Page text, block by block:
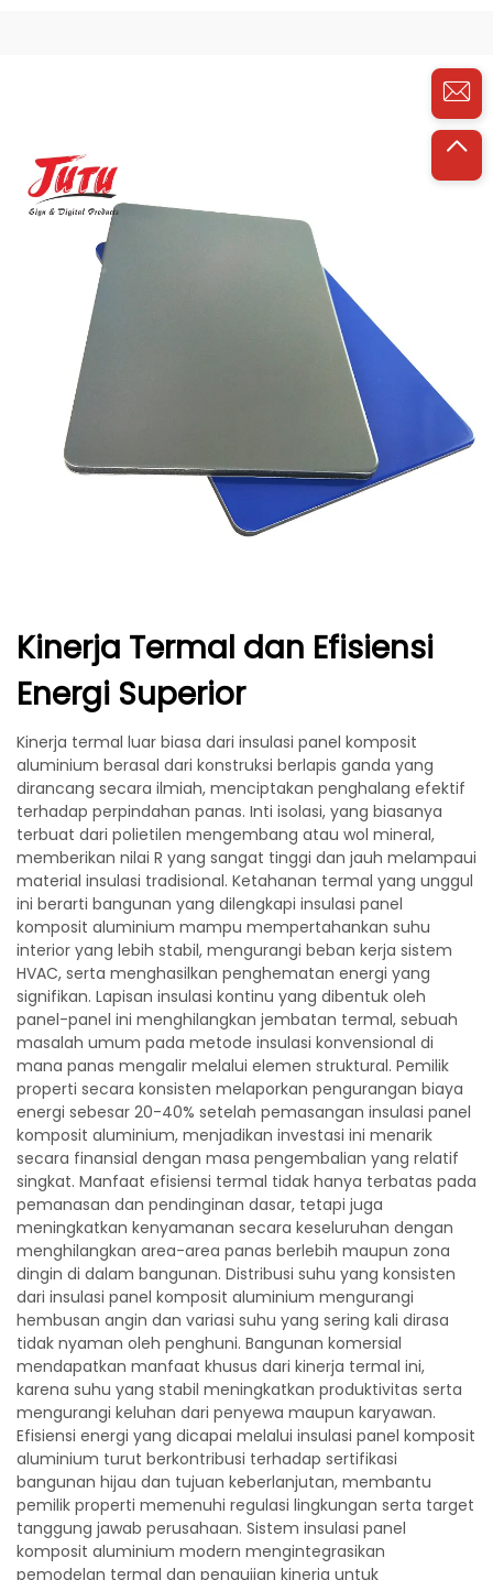
Kinerja Termal dan Efisiensi
Energi Superior
Kinerja termal luar biasa dari insulasi panel komposit
aluminium berasal dari konstruksi berlapis ganda yang
dirancang secara ilmiah, menciptakan penghalang efektif
terhadap perpindahan panas. Inti isolasi, yang biasanya
terbuat dari polietilen mengembang atau wol mineral,
memberikan nilai R yang sangat tinggi dan jauh melampaui
material insulasi tradisional. Ketahanan termal yang unggul
ini berarti bangunan yang dilengkapi insulasi panel
komposit aluminium mampu mempertahankan suhu
interior yang lebih stabil, mengurangi beban kerja sistem
HVAC, serta menghasilkan penghematan energi yang
signifikan. Lapisan insulasi kontinu yang dibentuk oleh
panel-panel ini menghilangkan jembatan termal, sebuah
masalah umum pada metode insulasi konvensional di
mana panas mengalir melalui elemen struktural. Pemilik
properti secara konsisten melaporkan pengurangan biaya
energi sebesar 20-40% setelah pemasangan insulasi panel
komposit aluminium, menjadikan investasi ini menarik
secara finansial dengan masa pengembalian yang relatif
singkat. Manfaat efisiensi termal tidak hanya terbatas pada
pemanasan dan pendinginan dasar, tetapi juga
meningkatkan kenyamanan secara keseluruhan dengan
menghilangkan area-area panas berlebih maupun zona
dingin di dalam bangunan. Distribusi suhu yang konsisten
dari insulasi panel komposit aluminium mengurangi
hembusan angin dan variasi suhu yang sering kali dirasa
tidak nyaman oleh penghuni. Bangunan komersial
mendapatkan manfaat khusus dari kinerja termal ini,
karena suhu yang stabil meningkatkan produktivitas serta
mengurangi keluhan dari penyewa maupun karyawan.
Efisiensi energi yang dicapai melalui insulasi panel komposit
aluminium turut berkontribusi terhadap sertifikasi
bangunan hijau dan tujuan keberlanjutan, membantu
pemilik properti memenuhi regulasi lingkungan serta target
tanggung jawab perusahaan. Sistem insulasi panel
komposit aluminium modern mengintegrasikan
pemodelan termal dan pengujian kinerja untuk